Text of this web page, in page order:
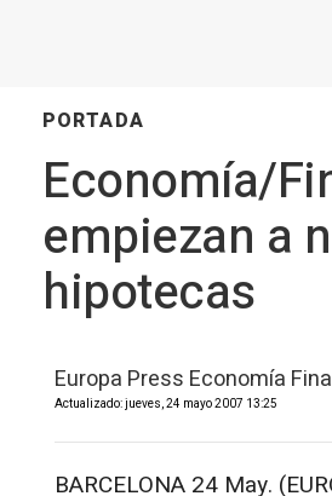
PORTADA
Economía/
empiezan a
hipotecas
Europa Press Economía
Actualizado: jueves, 24 mayo 2007 13:25
BARCELONA 24 May.